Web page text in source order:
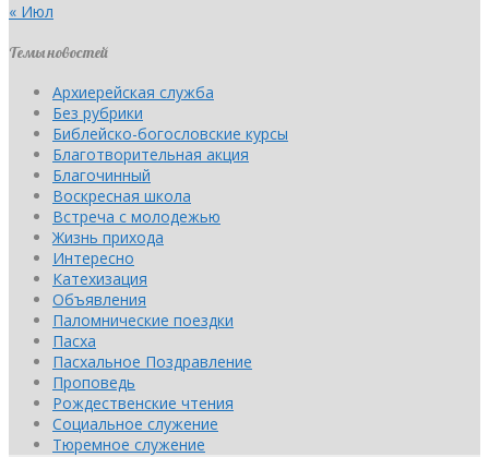
« Июл
Темы новостей
Архиерейская служба
Без рубрики
Библейско-богословские курсы
Благотворительная акция
Благочинный
Воскресная школа
Встреча с молодежью
Жизнь прихода
Интересно
Катехизация
Объявления
Паломнические поездки
Пасха
Пасхальное Поздравление
Проповедь
Рождественские чтения
Социальное служение
Тюремное служение